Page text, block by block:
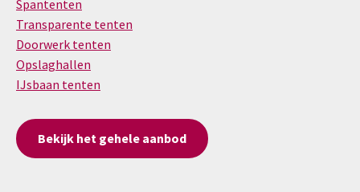
Spantenten
Transparente tenten
Doorwerk tenten
Opslaghallen
IJsbaan tenten
Bekijk het gehele aanbod